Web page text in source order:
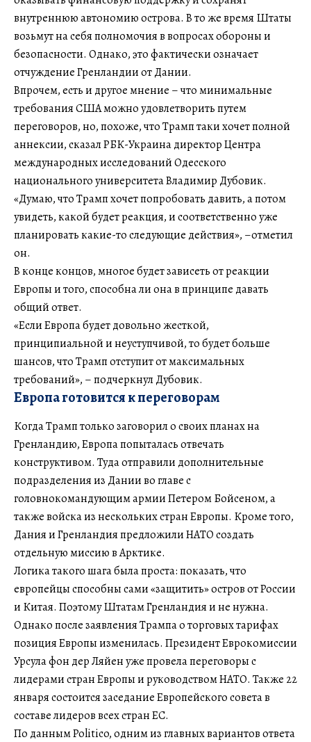
внутреннюю автономию острова. В то же время Штаты
возьмут на себя полномочия в вопросах обороны и
безопасности. Однако, это фактически означает
отчуждение Гренландии от Дании.
Впрочем, есть и другое мнение – что минимальные
требования США можно удовлетворить путем
переговоров, но, похоже, что Трамп таки хочет полной
аннексии, сказал РБК-Украина директор Центра
международных исследований Одесского
национального университета Владимир Дубовик.
«Думаю, что Трамп хочет попробовать давить, а потом
увидеть, какой будет реакция, и соответственно уже
планировать какие-то следующие действия», –отметил
он.
В конце концов, многое будет зависеть от реакции
Европы и того, способна ли она в принципе давать
общий ответ.
«Если Европа будет довольно жесткой,
принципиальной и неуступчивой, то будет больше
шансов, что Трамп отступит от максимальных
требований», – подчеркнул Дубовик.
Европа готовится к переговорам
Когда Трамп только заговорил о своих планах на
Гренландию, Европа попыталась отвечать
конструктивом. Туда отправили дополнительные
подразделения из Дании во главе с
головнокомандующим армии Петером Бойсеном, а
также войска из нескольких стран Европы. Кроме того,
Дания и Гренландия предложили НАТО создать
отдельную миссию в Арктике.
Логика такого шага была проста: показать, что
европейцы способны сами «защитить» остров от России
и Китая. Поэтому Штатам Гренландия и не нужна.
Однако после заявления Трампа о торговых тарифах
позиция Европы изменилась. Президент Еврокомиссии
Урсула фон дер Ляйен уже провела переговоры с
лидерами стран Европы и руководством НАТО. Также 22
января состоится заседание Европейского совета в
составе лидеров всех стран ЕС.
По данным Politico, одним из главных вариантов ответа